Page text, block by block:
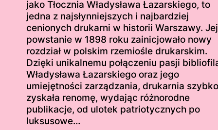
jako Tłocznia Władysława Łazarskiego, to
jedna z najsłynniejszych i najbardziej
cenionych drukarni w historii Warszawy. Jej
powstanie w 1898 roku zainicjowało nowy
rozdział w polskim rzemiośle drukarskim.
Dzięki unikalnemu połączeniu pasji
Władysława Łazarskiego oraz jego
umiejętności zarządzania, drukarnia szybko
zyskała renomę, wydając różnorodne
publikacje, od ulotek patriotycznych po
luksusowe…